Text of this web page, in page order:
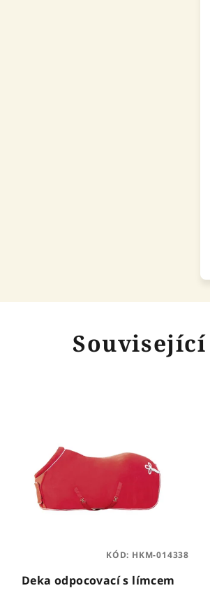
Deka odpocovací s límcem
KÓD: HKM-014338